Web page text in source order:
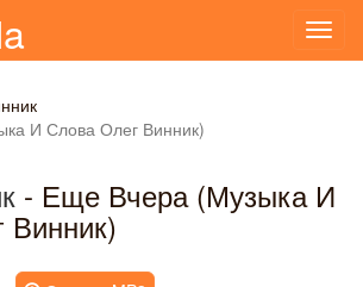
И Слова Олег Винник)
- Еще Вчера (Музыка И